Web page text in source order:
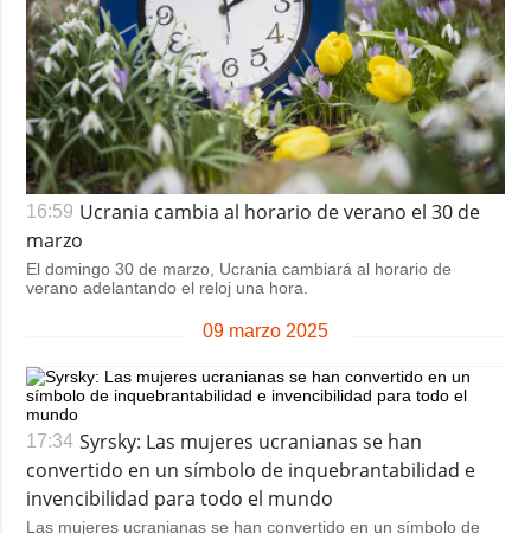
16:59 Ucrania cambia al horario de verano el 30 de
marzo
El domingo 30 de marzo, Ucrania cambiará al horario de
verano adelantando el reloj una hora.
09 marzo 2025
17:34 Syrsky: Las mujeres ucranianas se han
convertido en un símbolo de inquebrantabilidad e
invencibilidad para todo el mundo
Las mujeres ucranianas se han convertido en un símbolo de